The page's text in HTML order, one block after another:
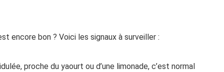
encore bon ? Voici les signaux à surveiller :
proche du yaourt ou d’une limonade, c’est normal